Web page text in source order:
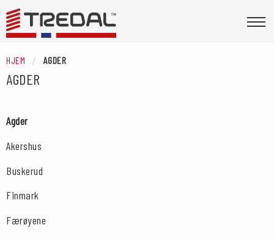
HJEM AGDER
AGDER
Agder
Akershus
Buskerud
Finmark
Færøyene